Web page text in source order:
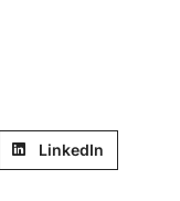
LinkedIn